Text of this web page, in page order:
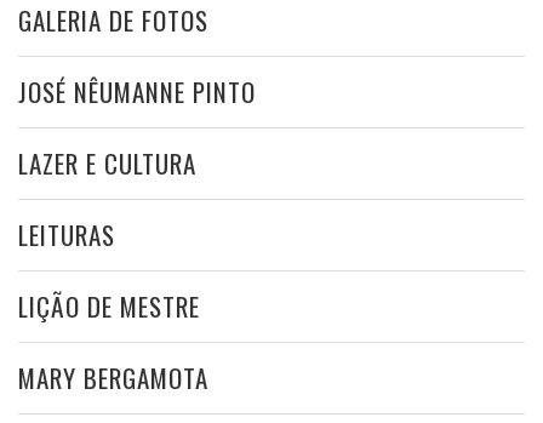
GALERIA DE FOTOS
JOSÉ NÊUMANNE PINTO
LAZER E CULTURA
LEITURAS
LIÇÃO DE MESTRE
MARY BERGAMOTA